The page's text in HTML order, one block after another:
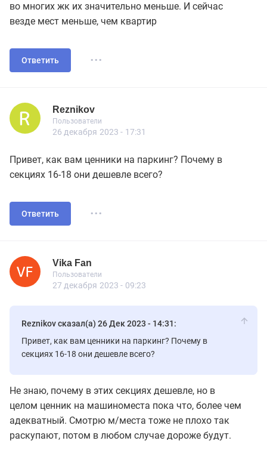
во многих жк их значительно меньше. И сейчас
везде мест меньше, чем квартир
Ответить ...
Reznikov
Reznikov
Пользователи
Новичок
Пользователи
3 сообщений
26 декабря 2023 - 17:31
Привет, как вам ценники на паркинг? Почему в
секциях 16-18 они дешевле всего?
Ответить ...
Vika Fan
Vika Fan
Пользователи
Новичок
Пользователи
10 сообщений
27 декабря 2023 - 09:23
Reznikov сказал(а) 26 Дек 2023 - 14:31:
Привет, как вам ценники на паркинг? Почему в
секциях 16-18 они дешевле всего?
Не знаю, почему в этих секциях дешевле, но в
целом ценник на машиноместа пока что, более чем
адекватный. Смотрю м/места тоже не плохо так
раскупают, потом в любом случае дороже будут.